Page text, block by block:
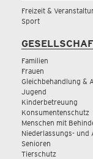
Freizeit &
Sport
Familien
Frauen
Gleichbehandlung &
Jugend
Kinderbetreuung
Konsumentenschutz
Menschen mit
Niederlassungs- und
Senioren
Tierschutz